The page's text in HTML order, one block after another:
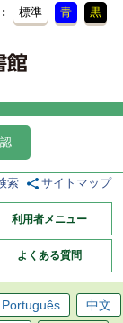
標準 青 黒
索 サイトマップ
利用者メニュー
よくある質問
Português
中文